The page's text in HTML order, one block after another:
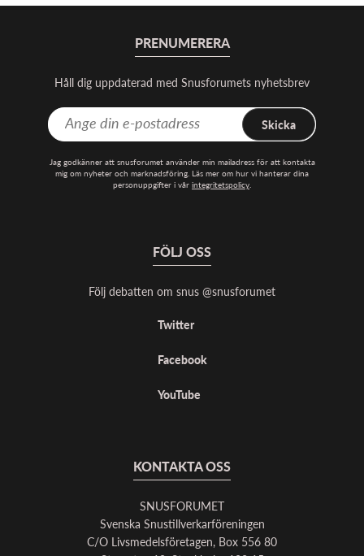
PRENUMERERA
Håll dig uppdaterad med Snusforumets nyhetsbrev
Skicka
Jag godkänner att snusforumet använder min mailadress för att kontakta
mig om nyheter och marknadsföring. Läs mer om hur vi hanterar dina
personuppgifter i vår integritetspolicy.
FÖLJ OSS
Följ debatten om snus @snusforumet
Twitter
Facebook
YouTube
KONTAKTA OSS
SNUSFORUMET
Svenska Snustillverkarföreningen
C/O Livsmedelsföretagen, Box 556 80